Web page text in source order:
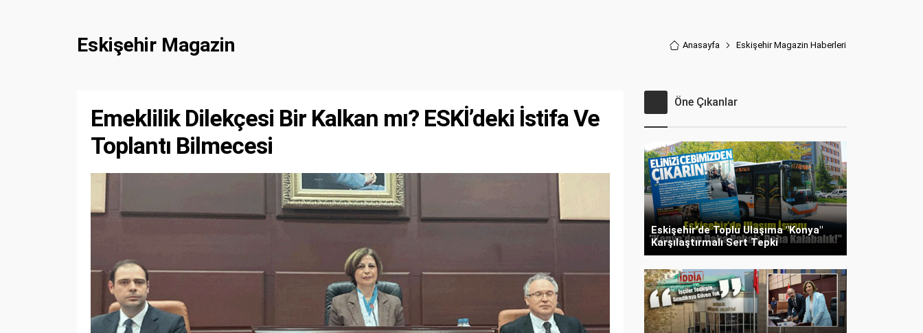
Eskişehir Magazin Anasayfa Eskişehir Magazin Haberleri
Emeklilik Dilekçesi Bir Kalkan mı? ESKİ’deki İstifa Ve
Toplantı Bilmecesi
Öne Çıkanlar
Eskişehir’de Toplu Ulaşıma "Konya"
Karşılaştırmalı Sert Tepki